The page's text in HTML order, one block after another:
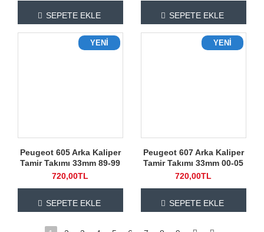
SEPETE EKLE SEPETE EKLE
YENI
Peugeot 605 Arka Kaliper
Tamir Takımı 33mm 89-99
720,00TL
SEPETE EKLE
YENI
Peugeot 607 Arka Kaliper
Tamir Takımı 33mm 00-05
720,00TL
SEPETE EKLE